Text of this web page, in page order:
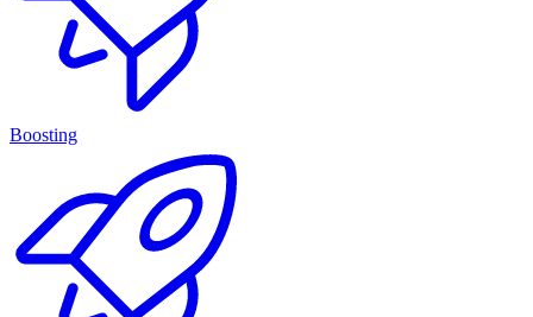
Boosting